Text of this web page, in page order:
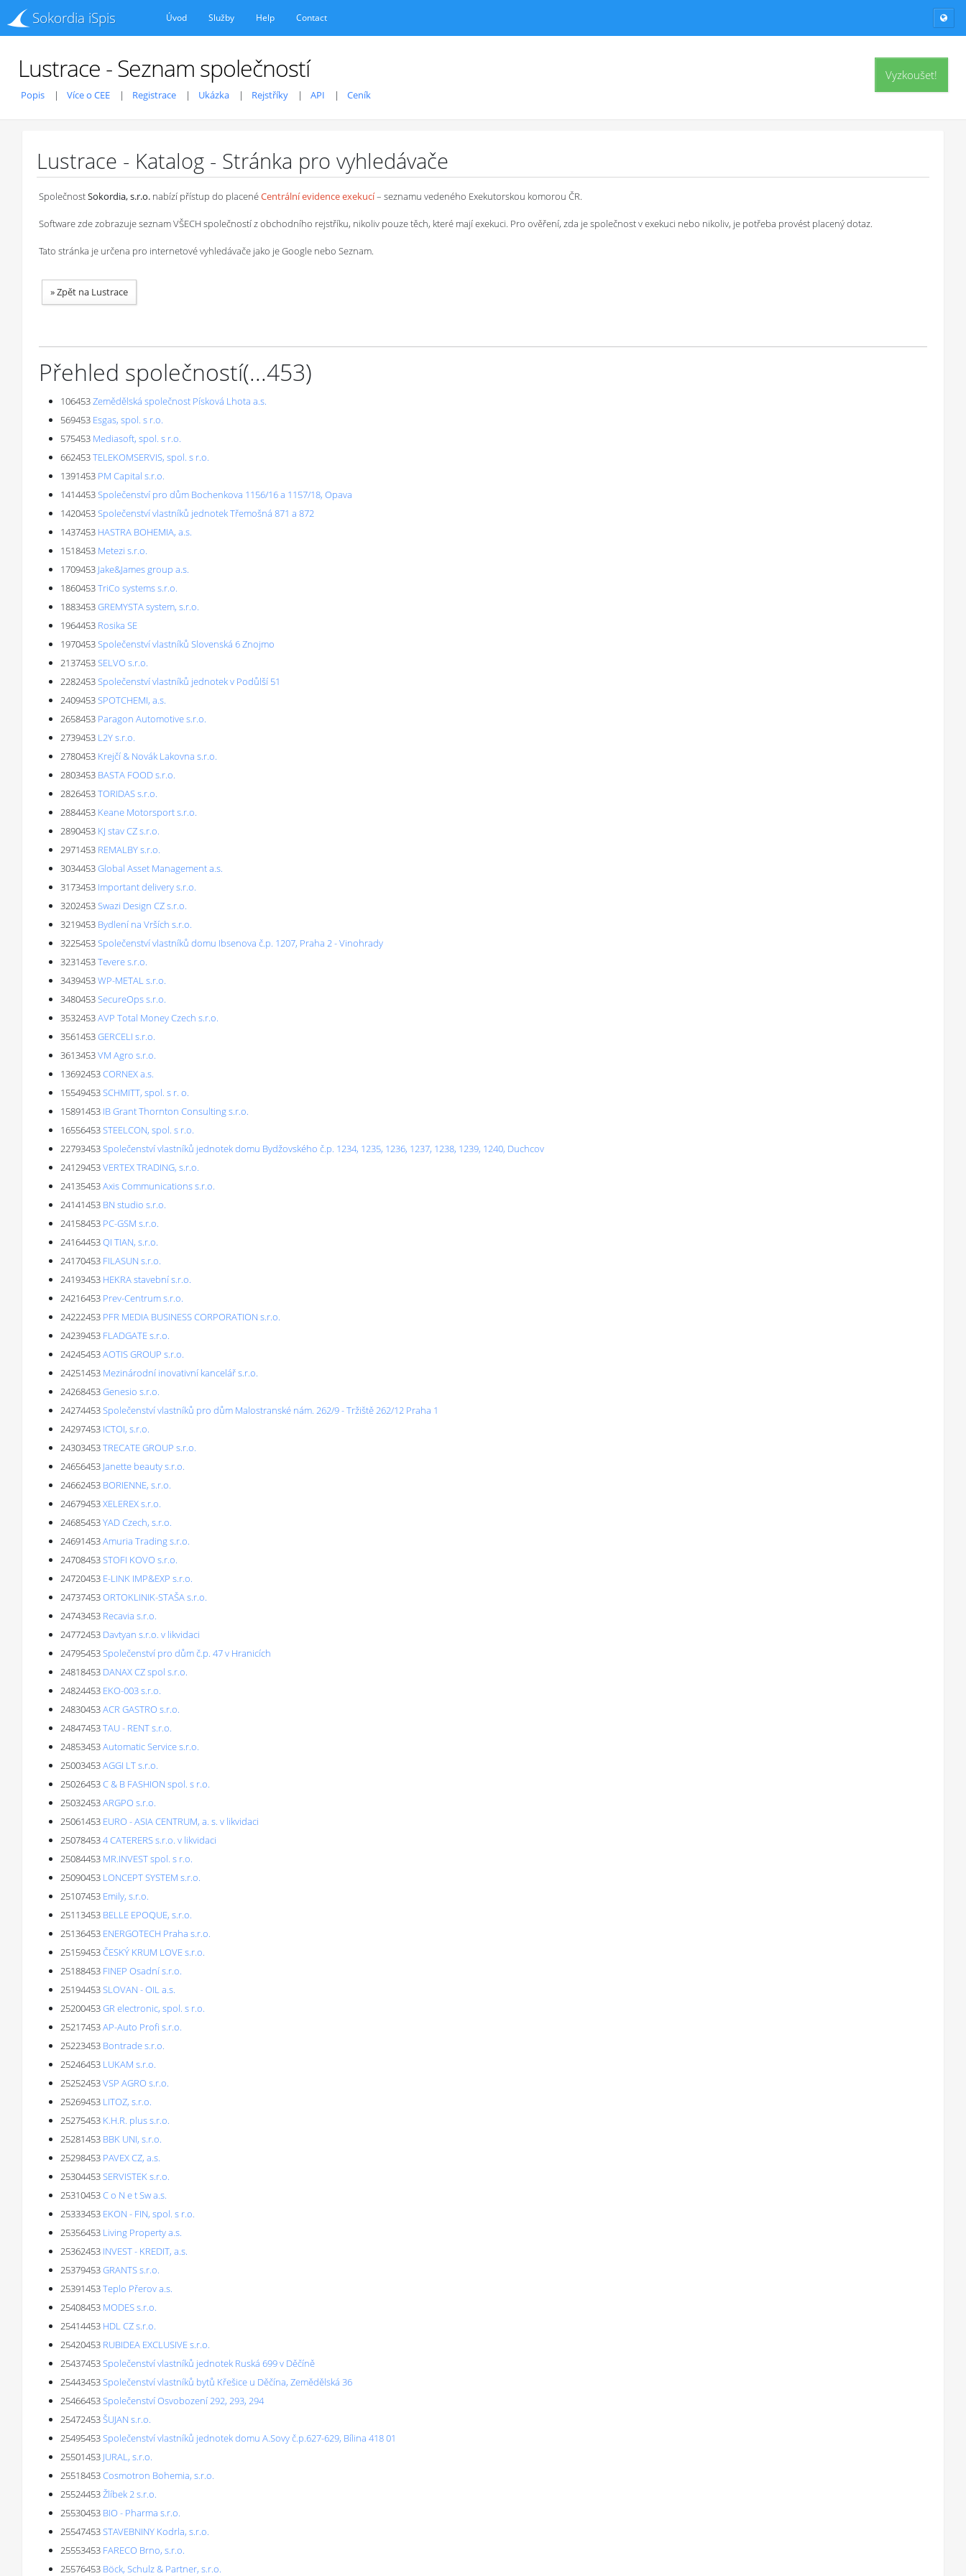
Sokordia iSpis Úvod Služby Help Contact
Vyzkoušet!
Lustrace - Seznam společností
Popis Více o CEE Registrace Ukázka Rejstříky API Ceník
Lustrace - Katalog - Stránka pro vyhledávače
SpolečnostSokordia, s.r.o. nabízí přístup do placenéCentrální evidence exekucí– seznamu vedeného Exekutorskou komorou ČR.
Software zde zobrazuje seznam VŠECH společností z obchodního rejstříku, nikoliv pouze těch, které mají exekuci. Pro ověření, zda je společnost v exekuci nebo nikoliv, je potřeba provést placený dotaz.
Tato stránka je určena pro internetové vyhledávače jako je Google nebo Seznam.
»Zpět na Lustrace
Přehled společností(...453)
106453Zemědělská společnost Písková Lhota a.s.
569453 Esgas, spol. s r.o.
575453 Mediasoft, spol. s r.o.
662453TELEKOMSERVIS, spol. s r.o.
1391453 PM Capital s.r.o.
1414453Společenství pro dům Bochenkova 1156/16 a 1157/18, Opava
1420453Společenství vlastníků jednotek Třemošná 871 a 872
1437453 HASTRA BOHEMIA, a.s.
1518453 Metezi s.r.o.
1709453 Jake&James group a.s.
1860453TriCo systems s.r.o.
1883453GREMYSTA system, s.r.o.
1964453 Rosika SE
1970453Společenství vlastníků Slovenská 6 Znojmo
2137453SELVO s.r.o.
2282453Společenství vlastníků jednotek v Podůlší 51
2409453SPOTCHEMI, a.s.
2658453 Paragon Automotive s.r.o.
2739453 L2Y s.r.o.
2780453 Krejčí & Novák Lakovna s.r.o.
2803453 BASTA FOOD s.r.o.
2826453TORIDAS s.r.o.
2884453 Keane Motorsport s.r.o.
2890453 KJ stav CZ s.r.o.
2971453 REMALBY s.r.o.
3034453Global Asset Management a.s.
3173453 Important delivery s.r.o.
3202453Swazi Design CZ s.r.o.
3219453 Bydlení na Vrších s.r.o.
3225453Společenství vlastníků domu Ibsenova č.p. 1207, Praha 2 - Vinohrady
3231453Tevere s.r.o.
3439453WP-METAL s.r.o.
3480453SecureOps s.r.o.
3532453AVP Total Money Czech s.r.o.
3561453GERCELI s.r.o.
3613453VM Agro s.r.o.
13692453CORNEX a.s.
15549453SCHMITT, spol. s r. o.
15891453 IB Grant Thornton Consulting s.r.o.
16556453STEELCON, spol. s r.o.
22793453Společenství vlastníků jednotek domu Bydžovského č.p. 1234, 1235, 1236, 1237, 1238, 1239, 1240, Duchcov
24129453VERTEX TRADING, s.r.o.
24135453Axis Communications s.r.o.
24141453 BN studio s.r.o.
24158453 PC-GSM s.r.o.
24164453QI TIAN, s.r.o.
24170453 FILASUN s.r.o.
24193453 HEKRA stavební s.r.o.
24216453 Prev-Centrum s.r.o.
24222453 PFR MEDIA BUSINESS CORPORATION s.r.o.
24239453 FLADGATE s.r.o.
24245453AOTIS GROUP s.r.o.
24251453 Mezinárodní inovativní kancelář s.r.o.
24268453Genesio s.r.o.
24274453Společenství vlastníků pro dům Malostranské nám. 262/9 - Tržiště 262/12 Praha 1
24297453 ICTOI, s.r.o.
24303453TRECATE GROUP s.r.o.
24656453 Janette beauty s.r.o.
24662453 BORIENNE, s.r.o.
24679453XELEREX s.r.o.
24685453YAD Czech, s.r.o.
24691453Amuria Trading s.r.o.
24708453STOFI KOVO s.r.o.
24720453 E-LINK IMP&EXP s.r.o.
24737453ORTOKLINIK-STAŠA s.r.o.
24743453 Recavia s.r.o.
24772453 Davtyan s.r.o. v likvidaci
24795453Společenství pro dům č.p. 47 v Hranicích
24818453 DANAX CZ spol s.r.o.
24824453 EKO-003 s.r.o.
24830453ACR GASTRO s.r.o.
24847453TAU - RENT s.r.o.
24853453Automatic Service s.r.o.
25003453AGGI LT s.r.o.
25026453C & B FASHION spol. s r.o.
25032453ARGPO s.r.o.
25061453 EURO - ASIA CENTRUM, a. s. v likvidaci
250784534 CATERERS s.r.o. v likvidaci
25084453 MR.INVEST spol. s r.o.
25090453 LONCEPT SYSTEM s.r.o.
25107453 Emily, s.r.o.
25113453 BELLE EPOQUE, s.r.o.
25136453 ENERGOTECH Praha s.r.o.
25159453ČESKÝ KRUM LOVE s.r.o.
25188453 FINEP Osadní s.r.o.
25194453SLOVAN - OIL a.s.
25200453GR electronic, spol. s r.o.
25217453AP-Auto Profi s.r.o.
25223453 Bontrade s.r.o.
25246453 LUKAM s.r.o.
25252453VSP AGRO s.r.o.
25269453 LITOZ, s.r.o.
25275453 K.H.R. plus s.r.o.
25281453 BBK UNI, s.r.o.
25298453 PAVEX CZ, a.s.
25304453SERVISTEK s.r.o.
25310453C o N e t Sw a.s.
25333453 EKON - FIN, spol. s r.o.
25356453 Living Property a.s.
25362453 INVEST - KREDIT, a.s.
25379453GRANTS s.r.o.
25391453Teplo Přerov a.s.
25408453 MODES s.r.o.
25414453 HDL CZ s.r.o.
25420453 RUBIDEA EXCLUSIVE s.r.o.
25437453Společenství vlastníků jednotek Ruská 699 v Děčíně
25443453Společenství vlastníků bytů Křešice u Děčína, Zemědělská 36
25466453Společenství Osvobození 292, 293, 294
25472453ŠUJAN s.r.o.
25495453Společenství vlastníků jednotek domu A.Sovy č.p.627-629, Bílina 418 01
25501453 JURAL, s.r.o.
25518453Cosmotron Bohemia, s.r.o.
25524453Žlíbek 2 s.r.o.
25530453 BIO - Pharma s.r.o.
25547453STAVEBNINY Kodrla, s.r.o.
25553453 FARECO Brno, s.r.o.
25576453 Böck, Schulz & Partner, s.r.o.